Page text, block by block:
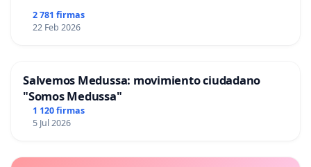
2 781 firmas
22 Feb 2026
Salvemos Medussa: movimiento ciudadano
"Somos Medussa"
1 120 firmas
5 Jul 2026